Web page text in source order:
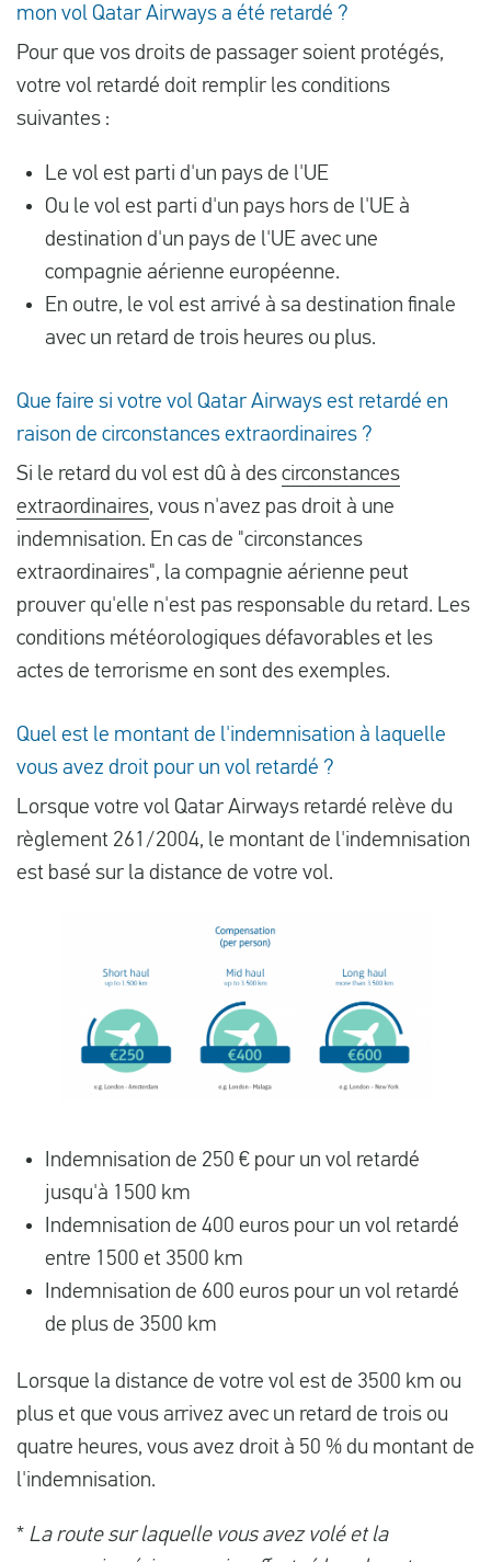
mon vol Qatar Airways a été retardé ?
Pour que vos droits de passager soient protégés,
votre vol retardé doit remplir les conditions
suivantes :
Le vol est parti d'un pays de l'UE
Ou le vol est parti d'un pays hors de l'UE à
destination d'un pays de l'UE avec une
compagnie aérienne européenne.
En outre, le vol est arrivé à sa destination finale
avec un retard de trois heures ou plus.
Que faire si votre vol Qatar Airways est retardé en
raison de circonstances extraordinaires ?
Si le retard du vol est dû à des circonstances
extraordinaires, vous n'avez pas droit à une
indemnisation. En cas de "circonstances
extraordinaires", la compagnie aérienne peut
prouver qu'elle n'est pas responsable du retard. Les
conditions météorologiques défavorables et les
actes de terrorisme en sont des exemples.
Quel est le montant de l'indemnisation à laquelle
vous avez droit pour un vol retardé ?
Lorsque votre vol Qatar Airways retardé relève du
règlement 261/2004, le montant de l'indemnisation
est basé sur la distance de votre vol.
Indemnisation de 250 € pour un vol retardé
jusqu'à 1500 km
Indemnisation de 400 euros pour un vol retardé
entre 1500 et 3500 km
Indemnisation de 600 euros pour un vol retardé
de plus de 3500 km
Lorsque la distance de votre vol est de 3500 km ou
plus et que vous arrivez avec un retard de trois ou
quatre heures, vous avez droit à 50 % du montant de
l'indemnisation.
* La route sur laquelle vous avez volé et la